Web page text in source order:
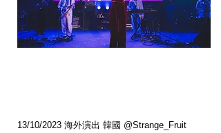
13/10/2023 海外演出 韓國 @Strange_Fruit